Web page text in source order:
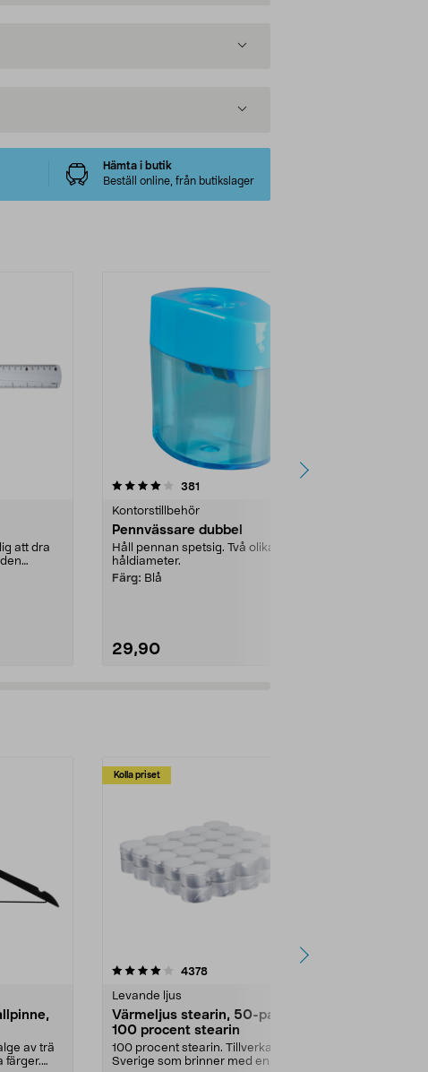
Hämta i butik
Beställ online, från butikslager
att dra
381
Kontorstillbehör
Pennvässare dubbel
Håll pennan spetsig. Två olika
håldiameter.
Färg: Blå
29,90
4.5 av 5 stjärnor
av trä
färger.
Kolla priset
4378recensioner
Levande ljus
Värmeljus stearin, 50-pack,
100 procent stearin
100 procent stearin. Tillverkade i
Sverige som brinner med en
4.5av 5 stjärnor